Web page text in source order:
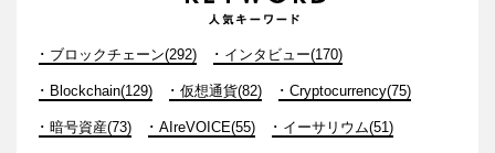
ブロックチェーン(292) インタビュー(170)
Blockchain(129) 仮想通貨(82) Cryptocurrency(75)
暗号資産(73) AIreVOICE(55) イーサリウム(51)